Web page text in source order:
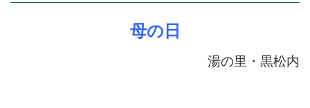
母の日
湯の里・黒松内